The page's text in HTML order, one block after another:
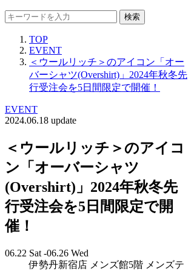
検索
TOP
EVENT
＜ウールリッチ＞のアイコン「オー
バーシャツ(Overshirt)」2024年秋冬先
行受注会を5日間限定で開催！
EVENT
2024.06.18 update
＜ウールリッチ＞のアイコ
ン「オーバーシャツ
(Overshirt)」2024年秋冬先
行受注会を5日間限定で開
催！
06.22 Sat -06.26 Wed
伊勢丹新宿店 メンズ館5階 メンズテ